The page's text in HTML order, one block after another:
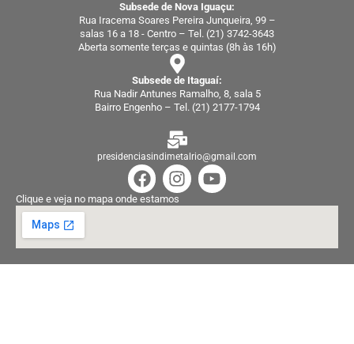
Subsede de Nova Iguaçu:
Rua Iracema Soares Pereira Junqueira, 99 –
salas 16 a 18 - Centro – Tel. (21) 3742-3643
Aberta somente terças e quintas (8h às 16h)
Subsede de Itaguaí:
Rua Nadir Antunes Ramalho, 8, sala 5
Bairro Engenho – Tel. (21) 2177-1794
presidenciasindimetalrio@gmail.com
F
a
c
o
I
n
s
g
Y
o
u
b
Clique e veja no mapa onde estamos